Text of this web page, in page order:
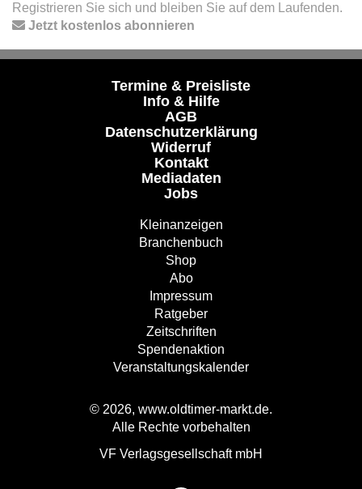
Registrieren Sie sich und bleiben Sie auf dem Laufenden.
Jetzt kostenlos abonnieren
Termine & Preisliste
Info & Hilfe
AGB
Datenschutzerklärung
Widerruf
Kontakt
Mediadaten
Jobs
Kleinanzeigen
Branchenbuch
Shop
Abo
Impressum
Ratgeber
Zeitschriften
Spendenaktion
Veranstaltungskalender
© 2026, www.oldtimer-markt.de.
Alle Rechte vorbehalten
VF Verlagsgesellschaft mbH